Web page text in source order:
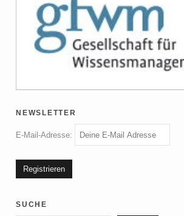
newsletter
E-Mail-Adresse:
suche